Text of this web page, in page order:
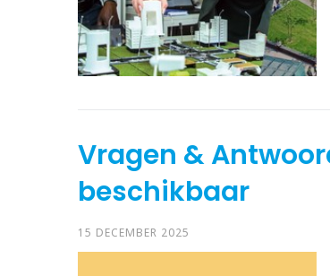
Vragen &
beschikbaar
15 DECEMBER 2025